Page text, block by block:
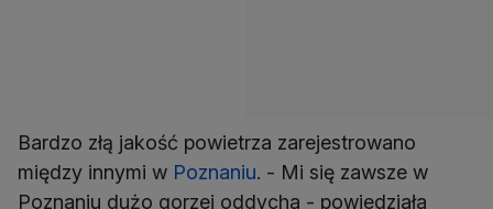
Bardzo złą jakość powietrza zarejestrowano
między innymi w Poznaniu. - Mi się zawsze w
Poznaniu dużo gorzej oddycha - powiedziała